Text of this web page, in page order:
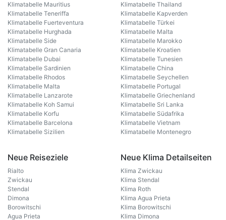
Klimatabelle Mauritius
Klimatabelle Teneriffa
Klimatabelle Fuerteventura
Klimatabelle Hurghada
Klimatabelle Side
Klimatabelle Gran Canaria
Klimatabelle Dubai
Klimatabelle Sardinien
Klimatabelle Rhodos
Klimatabelle Malta
Klimatabelle Lanzarote
Klimatabelle Koh Samui
Klimatabelle Korfu
Klimatabelle Barcelona
Klimatabelle Sizilien
Klimatabelle Thailand
Klimatabelle Kapverden
Klimatabelle Türkei
Klimatabelle Malta
Klimatabelle Marokko
Klimatabelle Kroatien
Klimatabelle Tunesien
Klimatabelle China
Klimatabelle Seychellen
Klimatabelle Portugal
Klimatabelle Griechenland
Klimatabelle Sri Lanka
Klimatabelle Südafrika
Klimatabelle Vietnam
Klimatabelle Montenegro
Neue Reiseziele
Rialto
Zwickau
Stendal
Dimona
Borowitschi
Agua Prieta
Neue Klima Detailseiten
Klima Zwickau
Klima Stendal
Klima Roth
Klima Agua Prieta
Klima Borowitschi
Klima Dimona